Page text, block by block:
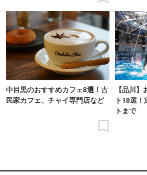
中目黒のおすすめカフェ8選！古
民家カフェ、チャイ専門店など
【品川
ト18選
トまで